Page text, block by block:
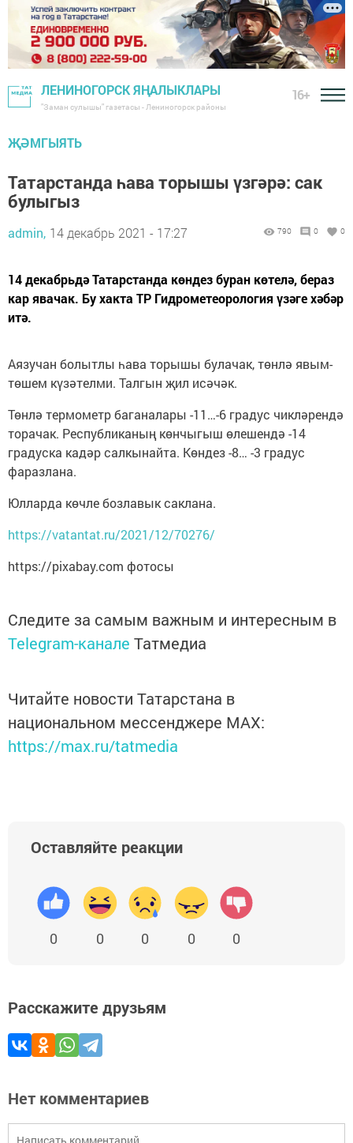
ЛЕНИНОГОРСК ЯҢАЛЫКЛАРЫ
"Заман сулышы" газетасы - Лениногорск районы
16+
ҖӘМГЫЯТЬ
Татарстанда һава торышы үзгәрә: сак
булыгыз
admin, 14 декабрь 2021 - 17:27 790 0 0
14 декабрьдә Татарстанда көндез буран көтелә, бераз
кар явачак. Бу хакта ТР Гидрометеорология үзәге хәбәр
итә.
Аязучан болытлы һава торышы булачак, төнлә явым-
төшем күзәтелми. Талгын җил исәчәк.
Төнлә термометр баганалары -11…-6 градус чикләрендә
торачак. Республиканың көнчыгыш өлешендә -14
градуска кадәр салкынайта. Көндез -8… -3 градус
фаразлана.
Юлларда көчле бозлавык саклана.
https://vatantat.ru/2021/12/70276/
https://pixabay.com фотосы
Следите за самым важным и интересным в
Telegram-канале Татмедиа
Читайте новости Татарстана в
национальном мессенджере MАХ:
https://max.ru/tatmedia
Оставляйте реакции
0 0 0 0 0
Расскажите друзьям
Нет комментариев